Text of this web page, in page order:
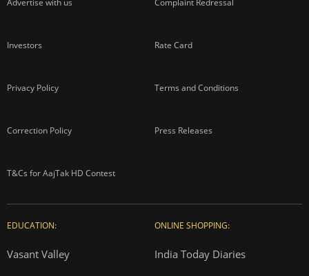
Advertise with us Complaint Redressal
Investors Rate Card
Privacy Policy Terms and Conditions
Correction Policy Press Releases
T&Cs for AajTak HD Contest
EDUCATION:
Vasant Valley
ONLINE SHOPPING:
India Today Diaries